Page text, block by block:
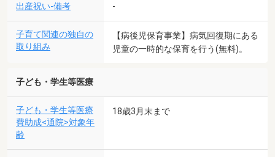
出産祝い-備考 -
子育て関連の独自の
取り組み
【病後児保育事業】病気回復期にある
児童の一時的な保育を行う(無料)。
子ども・学生等医療
子ども・学生等医療
費助成<通院>対象年
齢
18歳3月末まで